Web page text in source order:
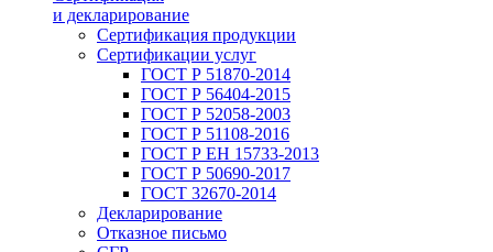
и декларирование
Сертификация продукции
Сертификации услуг
ГОСТ Р 51870-2014
ГОСТ Р 56404-2015
ГОСТ Р 52058-2003
ГОСТ Р 51108-2016
ГОСТ Р ЕН 15733-2013
ГОСТ Р 50690-2017
ГОСТ 32670-2014
Декларирование
Отказное письмо